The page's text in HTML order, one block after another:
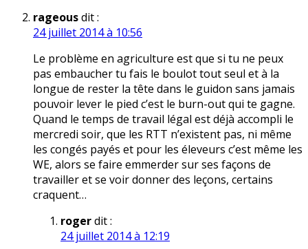
rageousdit :
24 juillet 2014 à 10:56
Le problème en agriculture est que si tu ne peux
pas embaucher tu fais le boulot tout seul et à la
longue de rester la tête dans le guidon sans jamais
pouvoir lever le pied c’est le burn-out qui te gagne.
Quand le temps de travail légal est déjà accompli le
mercredi soir, que les RTT n’existent pas, ni même
les congés payés et pour les éleveurs c’est même les
WE, alors se faire emmerder sur ses façons de
travailler et se voir donner des leçons, certains
craquent…
rogerdit :
24 juillet 2014 à 12:19